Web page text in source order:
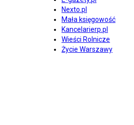
Nexto.pl
Mała księgowość
Kancelarierp.pl
Wieści Rolnicze
Życie Warszawy